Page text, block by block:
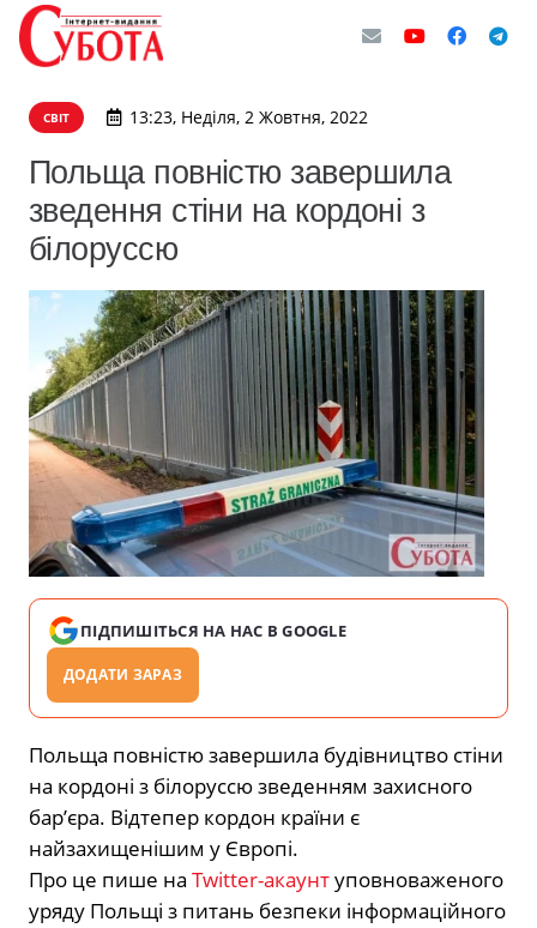
СВІТ 13:23, Неділя, 2 Жовтня, 2022
Польща повністю завершила
зведення стіни на кордоні з
білоруссю
ПІДПИШІТЬСЯ НА НАС В GOOGLE
ДОДАТИ ЗАРАЗ
Польща повністю завершила будівництво стіни
на кордоні з білоруссю зведенням захисного
бар’єра. Відтепер кордон країни є
найзахищенішим у Європі.
Про це пише на Twitter-акаунтуповноваженого
уряду Польщі з питань безпеки інформаційного